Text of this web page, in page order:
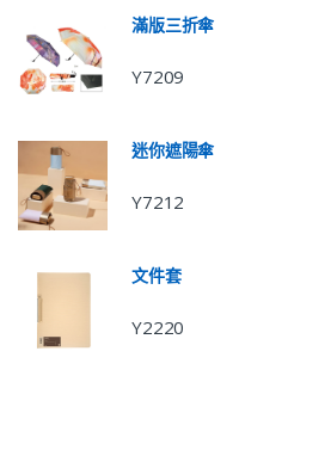
滿版三折傘
Y7209
迷你遮陽傘
Y7212
文件套
Y2220